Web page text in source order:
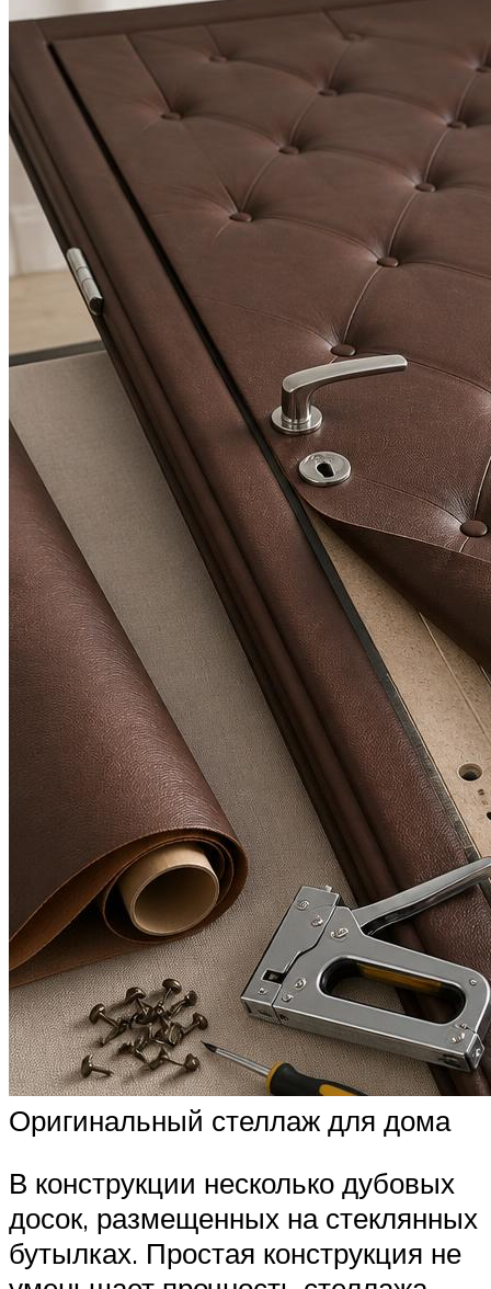
Оригинальный стеллаж для дома
В конструкции несколько дубовых
досок, размещенных на стеклянных
бутылках. Простая конструкция не